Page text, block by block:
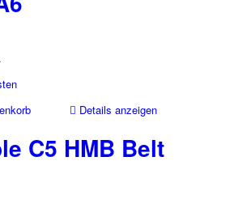
Details anzeigen
C5 HMB Belt